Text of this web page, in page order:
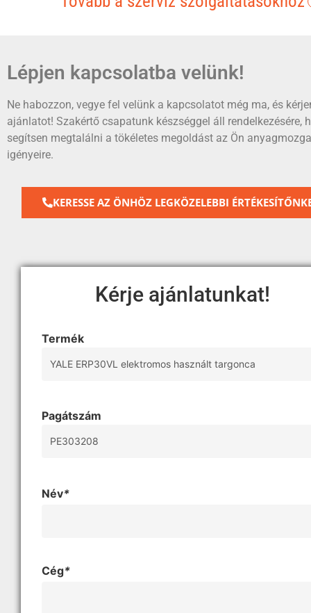
Lépjen kapcsolatba velünk!
Ne habozzon, vegye fel velünk a kapcsolatot még ma, és
ajánlatot! Szakértő csapatunk készséggel áll rendelkezésére,
segítsen megtalálni a tökéletes megoldást az Ön
igényeire.
KERESSE AZ ÖNHÖZ LEGKÖZELEBBI
Kérje ajánlatunkat!
Termék
Pagátszám
Név*
Cég*